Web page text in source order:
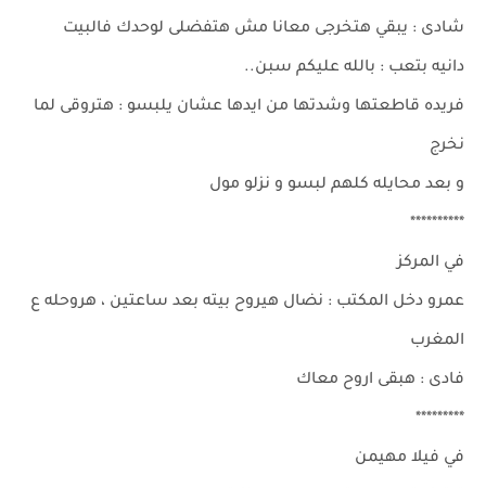
شادى : يبقي هتخرجى معانا مش هتفضلى لوحدك فالبيت
دانيه بتعب : بالله عليكم سبن..
فريده قاطعتها وشدتها من ايدها عشان يلبسو : هتروقى لما
نخرج
و بعد محايله كلهم لبسو و نزلو مول
**********
في المركز
عمرو دخل المكتب : نضال هيروح بيته بعد ساعتين ، هروحله ع
المغرب
فادى : هبقى اروح معاك
*********
في فيلا مهيمن